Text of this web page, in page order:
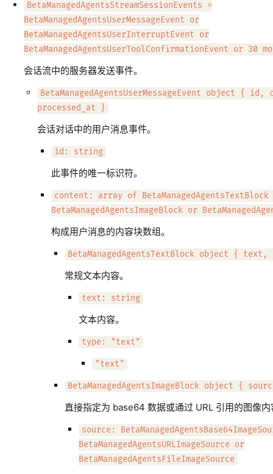
BetaManagedAgentsStreamSessionEvents =
BetaManagedAgentsUserMessageEvent or
BetaManagedAgentsUserInterruptEvent or
BetaManagedAgentsUserToolConfirmationEvent or 30
会话流中的服务器发送事件。
BetaManagedAgentsUserMessageEvent object {
processed_at }
会话对话中的用户消息事件。
id: string
此事件的唯一标识符。
content: array of BetaManagedAgentsTextBlock
BetaManagedAgentsImageBlock or
构成用户消息的内容块数组。
BetaManagedAgentsTextBlock object {
常规文本内容。
text: string
文本内容。
type: "text"
"text"
BetaManagedAgentsImageBlock object {
直接指定为 base64 数据或通过 URL 引用的图像内
source:
BetaManagedAgentsURLImageSource or
BetaManagedAgentsFileImageSource